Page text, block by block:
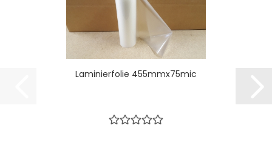
Laminierfolie 455mmx75mic